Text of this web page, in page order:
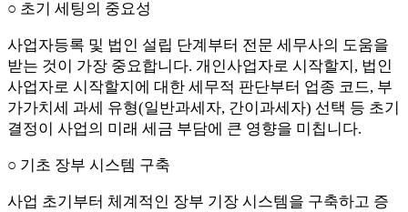
○ 초기 세팅의 중요성
사업자등록 및 법인 설립 단계부터 전문 세무사의 도움을
받는 것이 가장 중요합니다. 개인사업자로 시작할지, 법인
사업자로 시작할지에 대한 세무적 판단부터 업종 코드, 부
가가치세 과세 유형(일반과세자, 간이과세자) 선택 등 초기
결정이 사업의 미래 세금 부담에 큰 영향을 미칩니다.
○ 기초 장부 시스템 구축
사업 초기부터 체계적인 장부 기장 시스템을 구축하고 증